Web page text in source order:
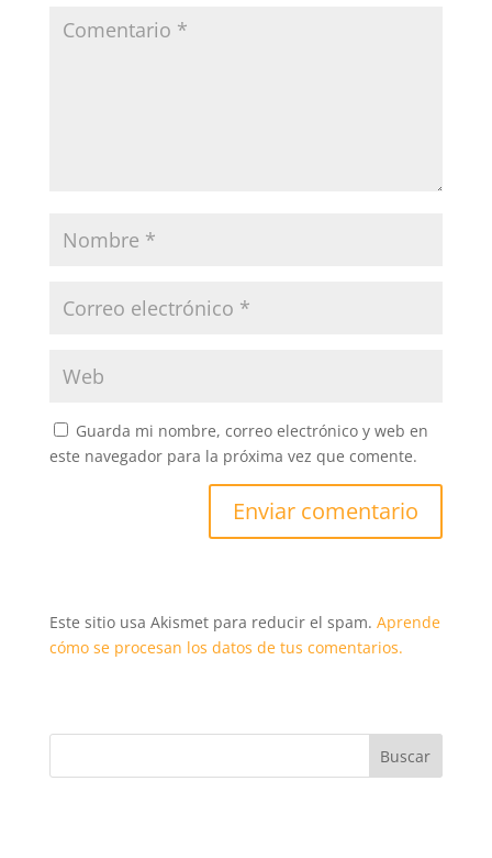
Guarda mi nombre, correo electrónico y web en
este navegador para la próxima vez que comente.
Este sitio usa Akismet para reducir el spam. Aprende
cómo se procesan los datos de tus comentarios.